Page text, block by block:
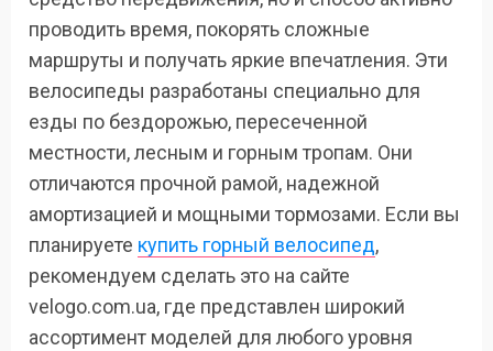
проводить время, покорять сложные
маршруты и получать яркие впечатления. Эти
велосипеды разработаны специально для
езды по бездорожью, пересеченной
местности, лесным и горным тропам. Они
отличаются прочной рамой, надежной
амортизацией и мощными тормозами. Если вы
планируете купить горный велосипед,
рекомендуем сделать это на сайте
velogo.com.ua, где представлен широкий
ассортимент моделей для любого уровня